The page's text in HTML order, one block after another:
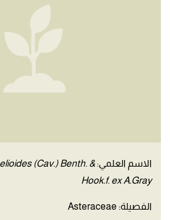
الاسم العلمي:(Cav.) Benth. &
Hook.f. ex A.Gray
الفصيلة: Asteraceae